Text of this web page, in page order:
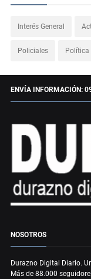
Interés General
Policiales Política
ENVÍA INFORMACIÓN:
NOSOTROS
Durazno Digital Diario.
Más de 88.000